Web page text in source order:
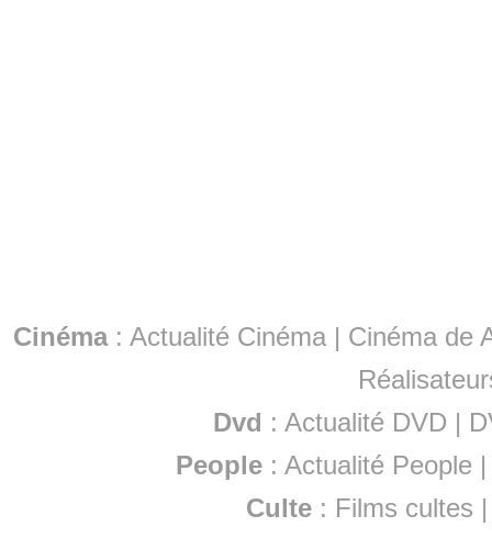
Cinéma: Actualité Cinéma | Cinéma de
Dvd : Actualité DVD |
People :Actualité People
Culte : Films cultes